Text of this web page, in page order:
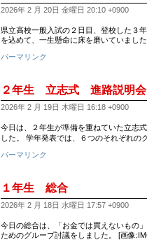
2026年 2 月 20日 金曜日 20:10 +0900
県立高校一般入試の２日目、登校した３
を込めて、一生懸命に床を磨いていまし
パーマリンク
２年生 立志式 進路説明会
2026年 2 月 19日 木曜日 16:18 +0900
今日は、２年生が準備を重ねていた立志
した。 学年発表では、６つのそれぞれの
パーマリンク
１年生 総合
2026年 2 月 18日 水曜日 17:57 +0900
今日の総合は、「お金では買えないもの
ためのグループ討議をしました。 [画像